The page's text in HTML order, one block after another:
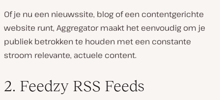
Of je nu een nieuwssite, blog of een contentgerichte
website runt, Aggregator maakt het eenvoudig om je
publiek betrokken te houden met een constante
stroom relevante, actuele content.
2. Feedzy RSS Feeds